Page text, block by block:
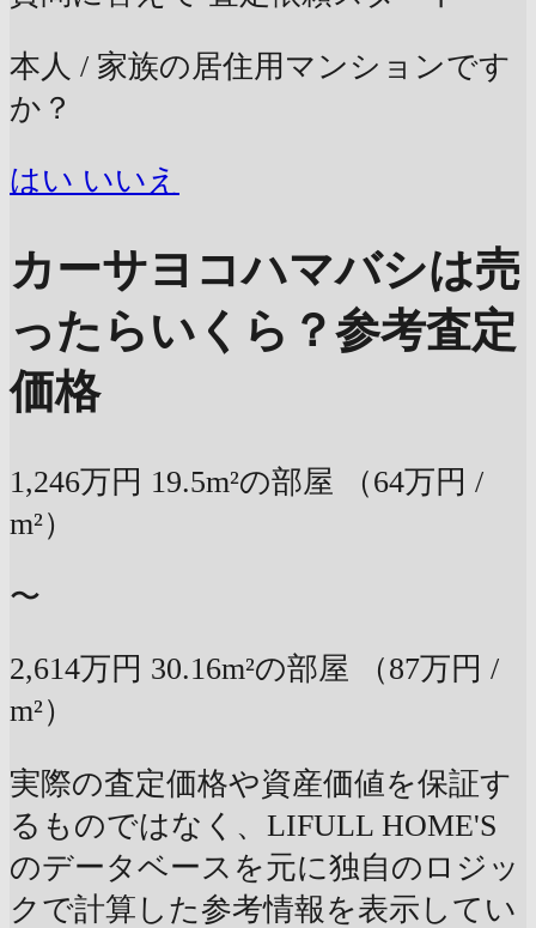
本人 / 家族の居住用マンションです
か？
はい いいえ
カーサヨコハマバシは売
ったらいくら？参考査定
価格
1,246万円 19.5m²の部屋
（64万円 /
m²）
〜
2,614万円 30.16m²の部屋
（87万円 /
m²）
実際の査定価格や資産価値を保証す
るものではなく、LIFULL HOME'S
のデータベースを元に独自のロジッ
クで計算した参考情報を表示してい